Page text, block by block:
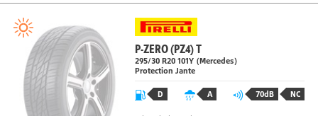
P-ZERO (PZ4) T
295/30 R20101Y
D A 70dB NC